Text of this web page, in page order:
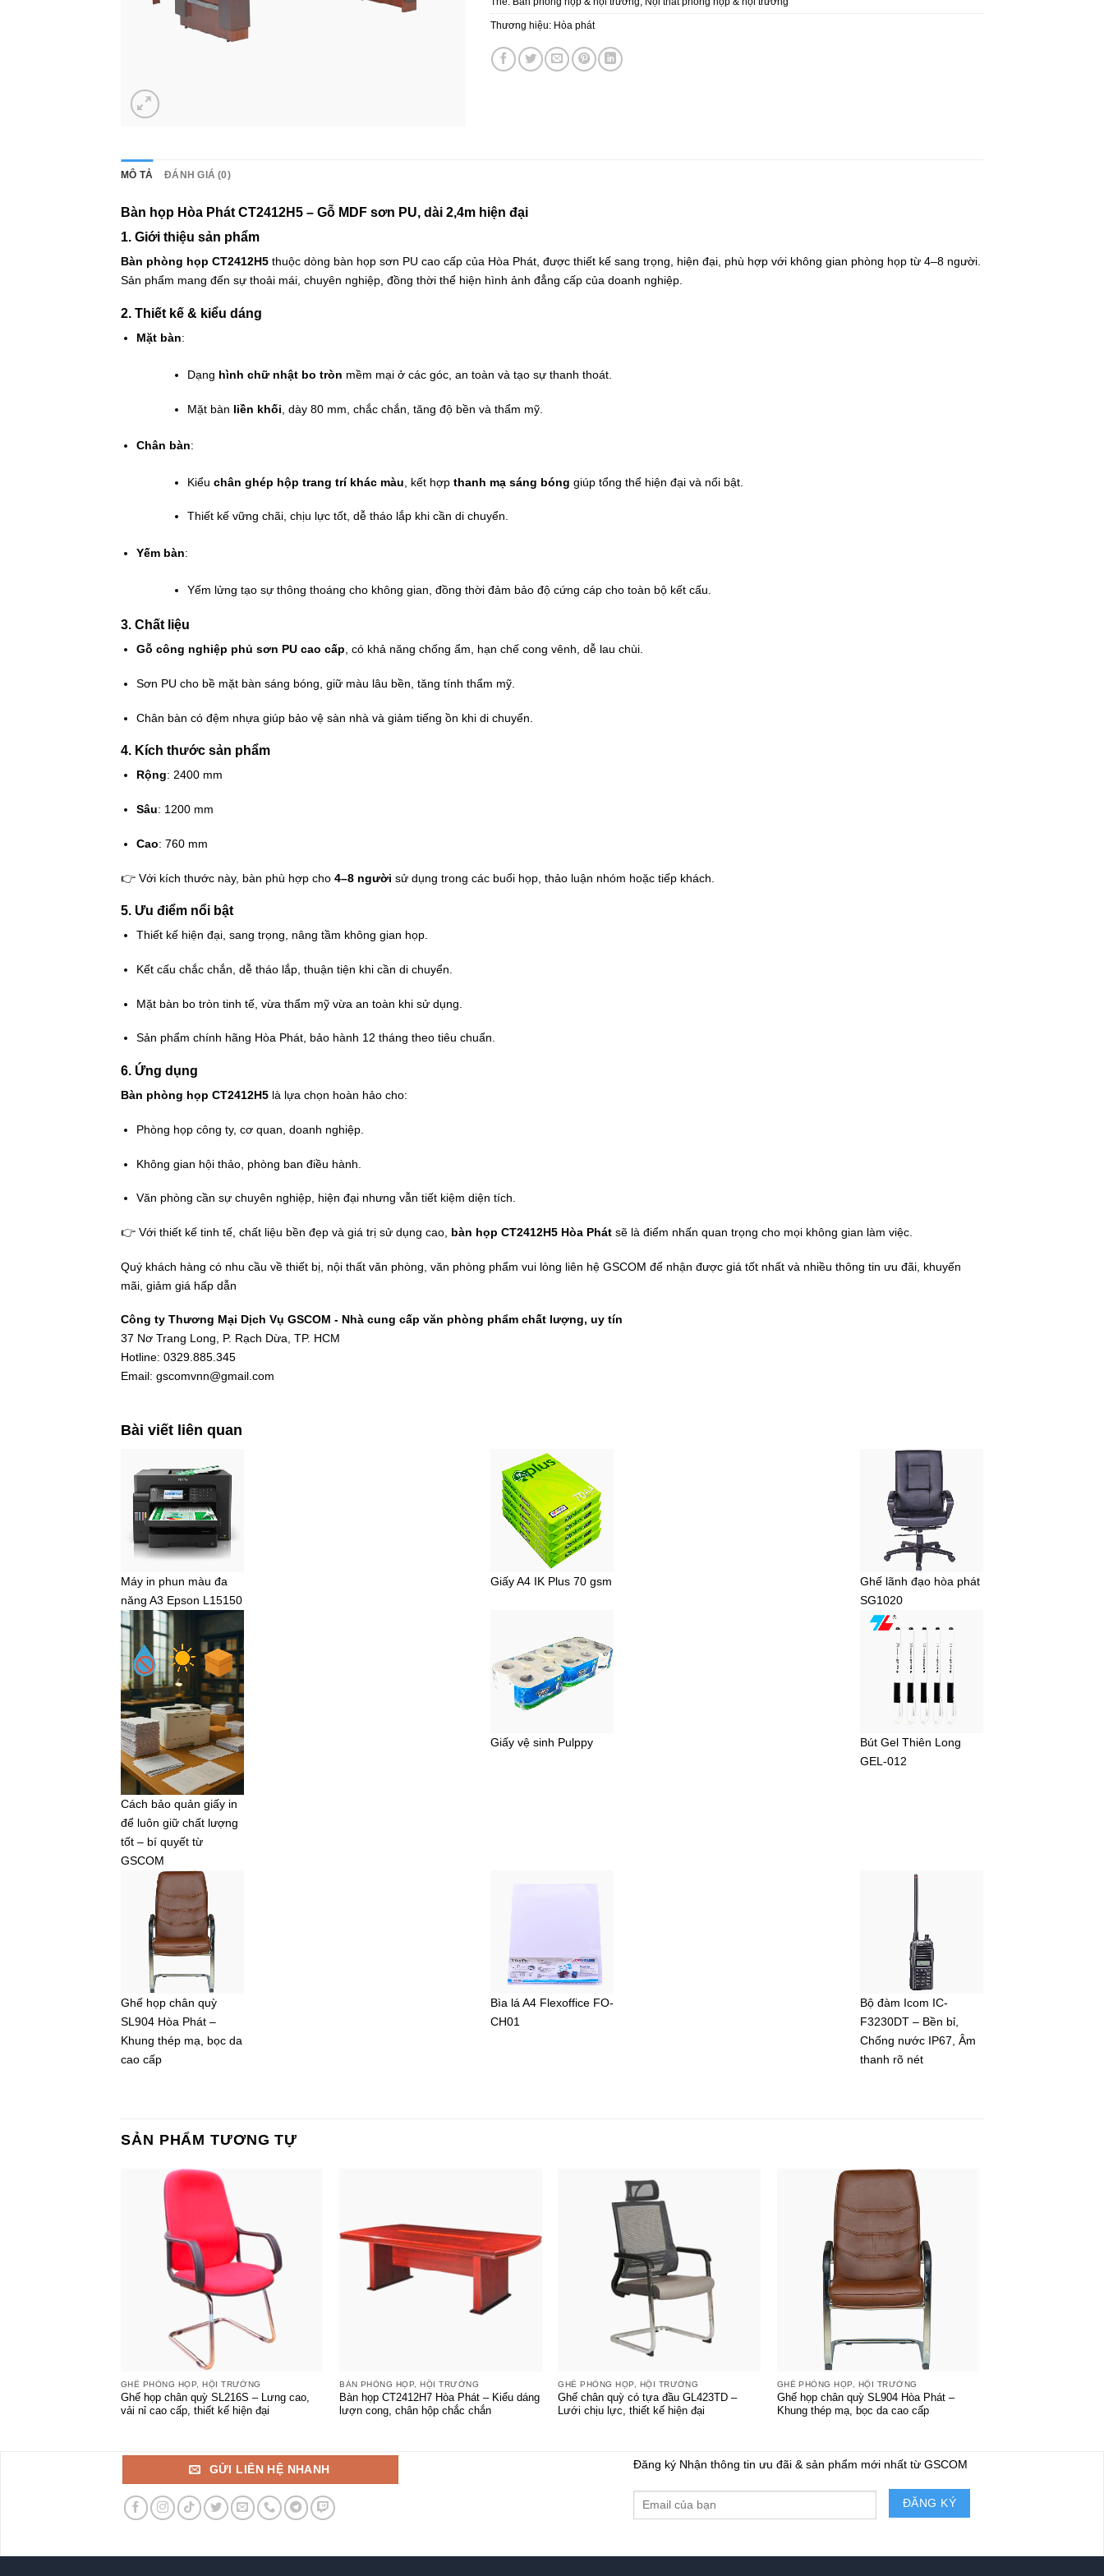
Thẻ: Bàn phòng họp & hội trường, Nội thất phòng họp & hội trường
Thương hiệu: Hòa phát
MÔ TẢ ĐÁNH GIÁ (0)
Bàn họp Hòa Phát CT2412H5 – Gỗ MDF sơn PU, dài 2,4m hiện đại
1. Giới thiệu sản phẩm
Bàn phòng họp CT2412H5 thuộc dòng bàn họp sơn PU cao cấp của Hòa Phát, được thiết kế sang trọng, hiện đại, phù hợp với không gian phòng họp từ 4–8 người.
Sản phẩm mang đến sự thoải mái, chuyên nghiệp, đồng thời thể hiện hình ảnh đẳng cấp của doanh nghiệp.
2. Thiết kế & kiểu dáng
Mặt bàn:
Dạng hình chữ nhật bo tròn mềm mại ở các góc, an toàn và tạo sự thanh thoát.
Mặt bàn liền khối , dày 80 mm, chắc chắn, tăng độ bền và thẩm mỹ.
Chân bàn:
Kiểu chân ghép hộp trang trí khác màu , kết hợp thanh mạ sáng bóng giúp tổng thể hiện đại và nổi bật.
Thiết kế vững chãi, chịu lực tốt, dễ tháo lắp khi cần di chuyển.
Yếm bàn:
Yếm lửng tạo sự thông thoáng cho không gian, đồng thời đảm bảo độ cứng cáp cho toàn bộ kết cấu.
3. Chất liệu
Gỗ công nghiệp phủ sơn PU cao cấp, có khả năng chống ẩm, hạn chế cong vênh, dễ lau chùi.
Sơn PU cho bề mặt bàn sáng bóng, giữ màu lâu bền, tăng tính thẩm mỹ.
Chân bàn có đệm nhựa giúp bảo vệ sàn nhà và giảm tiếng ồn khi di chuyển.
4. Kích thước sản phẩm
Rộng: 2400 mm
Sâu: 1200 mm
Cao: 760 mm
👉 Với kích thước này, bàn phù hợp cho 4–8 người sử dụng trong các buổi họp, thảo luận nhóm hoặc tiếp khách.
5. Ưu điểm nổi bật
Thiết kế hiện đại, sang trọng, nâng tầm không gian họp.
Kết cấu chắc chắn, dễ tháo lắp, thuận tiện khi cần di chuyển.
Mặt bàn bo tròn tinh tế, vừa thẩm mỹ vừa an toàn khi sử dụng.
Sản phẩm chính hãng Hòa Phát, bảo hành 12 tháng theo tiêu chuẩn.
6. Ứng dụng
Bàn phòng họp CT2412H5 là lựa chọn hoàn hảo cho:
Phòng họp công ty, cơ quan, doanh nghiệp.
Không gian hội thảo, phòng ban điều hành.
Văn phòng cần sự chuyên nghiệp, hiện đại nhưng vẫn tiết kiệm diện tích.
👉 Với thiết kế tinh tế, chất liệu bền đẹp và giá trị sử dụng cao, bàn họp CT2412H5 Hòa Phát sẽ là điểm nhấn quan trọng cho mọi không gian làm việc.
Quý khách hàng có nhu cầu về thiết bị, nội thất văn phòng, văn phòng phẩm vui lòng liên hệ GSCOM để nhận được giá tốt nhất và nhiều thông tin ưu đãi, khuyến
mãi, giảm giá hấp dẫn
Công ty Thương Mại Dịch Vụ GSCOM - Nhà cung cấp văn phòng phẩm chất lượng, uy tín
37 Nơ Trang Long, P. Rạch Dừa, TP. HCM
Hotline: 0329.885.345
Email: gscomvnn@gmail.com
Bài viết liên quan
Máy in phun màu đa
năng A3 Epson L15150
Giấy A4 IK Plus 70 gsm
Ghế lãnh đạo hòa phát
SG1020
Cách bảo quản giấy in
để luôn giữ chất lượng
tốt – bí quyết từ
GSCOM
Giấy vệ sinh Pulppy
Bút Gel Thiên Long
GEL-012
Ghế họp chân quỳ
SL904 Hòa Phát –
Khung thép mạ, bọc da
cao cấp
Bìa lá A4 Flexoffice FO-
CH01
Bộ đàm Icom IC-
F3230DT – Bền bỉ,
Chống nước IP67, Âm
thanh rõ nét
SẢN PHẨM TƯƠNG TỰ
GHẾ PHÒNG HỌP, HỘI TRƯỜNG
Ghế họp chân quỳ SL216S – Lưng cao,
vải nỉ cao cấp, thiết kế hiện đại
BÀN PHÒNG HỌP, HỘI TRƯỜNG
Bàn họp CT2412H7 Hòa Phát – Kiểu dáng
lượn cong, chân hộp chắc chắn
GHẾ PHÒNG HỌP, HỘI TRƯỜNG
Ghế chân quỳ có tựa đầu GL423TD –
Lưới chịu lực, thiết kế hiện đại
GHẾ PHÒNG HỌP, HỘI TRƯỜNG
Ghế họp chân quỳ SL904 Hòa Phát –
Khung thép mạ, bọc da cao cấp
GỬI LIÊN HỆ NHANH Đăng ký Nhận thông tin ưu đãi & sản phẩm mới nhất từ GSCOM